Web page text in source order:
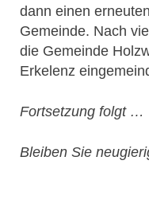
dann einen
Gemeinde. Nach
die Gemeinde
Erkelenz
Fortsetzung folgt …
Bleiben Sie